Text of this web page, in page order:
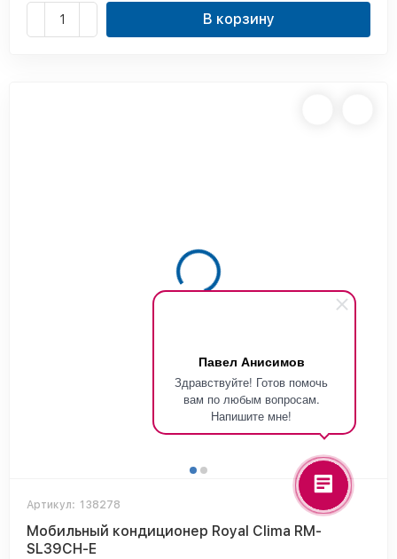
Павел Анисимов
Здравствуйте! Готов помочь
вам по любым вопросам.
Напишите мне!
В корзину
Артикул: 138278
Мобильный кондиционер Royal Clima RM-
SL39CH-E